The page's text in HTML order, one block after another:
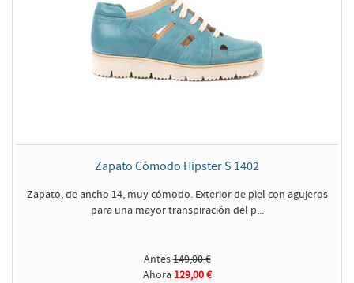
Zapato Cómodo Hipster S 1402
Zapato, de ancho 14, muy cómodo. Exterior de piel con agujeros
para una mayor transpiración del p...
Antes149,00 €
Ahora 129,00 €